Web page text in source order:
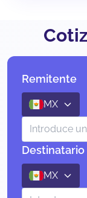
Remitente
MX
Destinatario
MX